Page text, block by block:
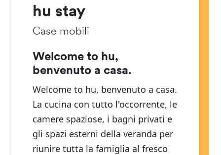
hu stay
Case mobili
Welcome to hu,
benvenuto a casa.
Welcome to hu, benvenuto a casa.
La cucina con tutto l'occorrente, le
camere spaziose, i bagni privati e
gli spazi esterni della veranda per
riunire tutta la famiglia al fresco